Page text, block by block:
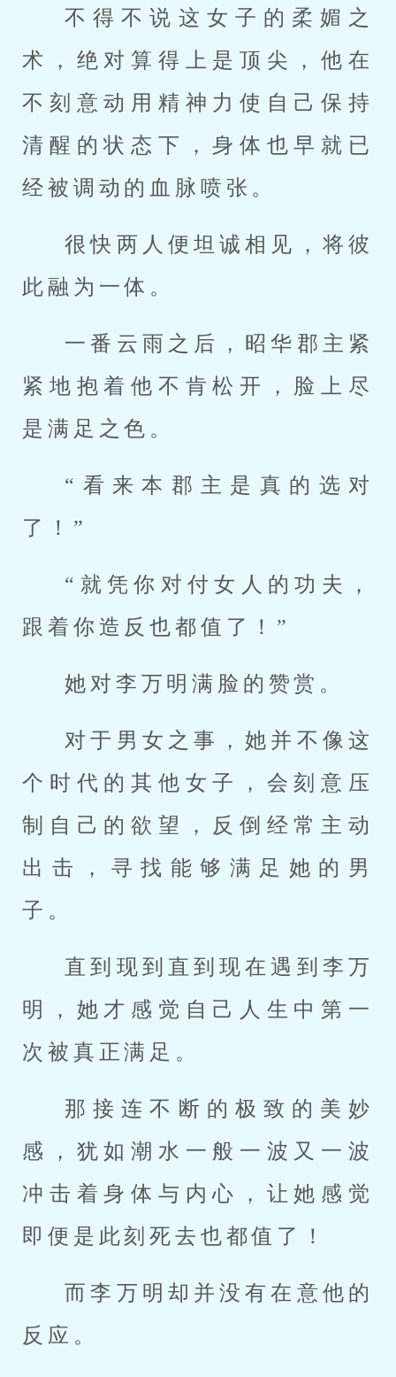
不得不说这女子的柔媚之
术，绝对算得上是顶尖，他在
不刻意动用精神力使自己保持
清醒的状态下，身体也早就已
经被调动的血脉喷张。
很快两人便坦诚相见，将彼
此融为一体。
一番云雨之后，昭华郡主紧
紧地抱着他不肯松开，脸上尽
是满足之色。
“看来本郡主是真的选对
了！”
“就凭你对付女人的功夫，
跟着你造反也都值了！”
她对李万明满脸的赞赏。
对于男女之事，她并不像这
个时代的其他女子，会刻意压
制自己的欲望，反倒经常主动
出击，寻找能够满足她的男
子。
直到现到直到现在遇到李万
明，她才感觉自己人生中第一
次被真正满足。
那接连不断的极致的美妙
感，犹如潮水一般一波又一波
冲击着身体与内心，让她感觉
即便是此刻死去也都值了！
而李万明却并没有在意他的
反应。